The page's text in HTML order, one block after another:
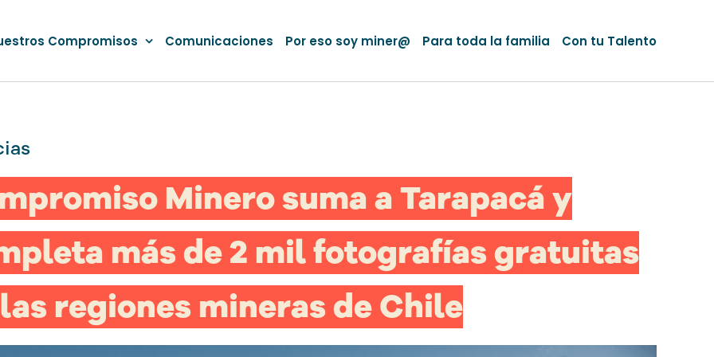
Compromisos Comunicaciones Por eso soy miner@ Para toda la familia Con tu Talento
Minero suma a Tarapacá y
más de 2 mil fotografías gratuitas
regiones mineras de Chile